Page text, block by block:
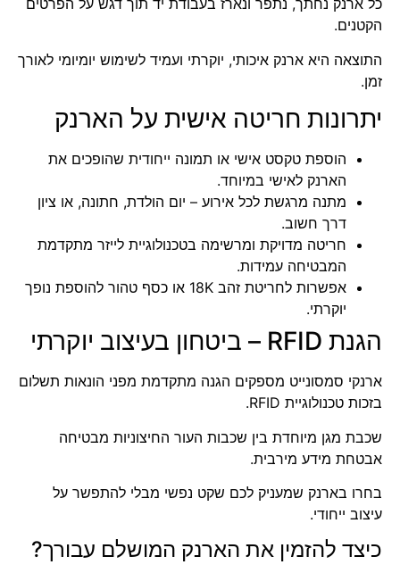
כל ארנק נחתך, נתפר ונארז בעבודת יד תוך דגש על הפרטים
הקטנים.
התוצאה היא ארנק איכותי, יוקרתי ועמיד לשימוש יומיומי לאורך
זמן.
יתרונות חריטה אישית על הארנק
הוספת טקסט אישי או תמונה ייחודית שהופכים את
הארנק לאישי במיוחד.
מתנה מרגשת לכל אירוע – יום הולדת, חתונה, או ציון
דרך חשוב.
חריטה מדויקת ומרשימה בטכנולוגיית לייזר מתקדמת
המבטיחה עמידות.
אפשרות לחריטת זהב 18K או כסף טהור להוספת נופך
יוקרתי.
הגנת RFID – ביטחון בעיצוב יוקרתי
ארנקי סמסונייט מספקים הגנה מתקדמת מפני הונאות תשלום
בזכות טכנולוגיית RFID.
שכבת מגן מיוחדת בין שכבות העור החיצוניות מבטיחה
אבטחת מידע מירבית.
בחרו בארנק שמעניק לכם שקט נפשי מבלי להתפשר על
עיצוב ייחודי.
כיצד להזמין את הארנק המושלם עבורך?